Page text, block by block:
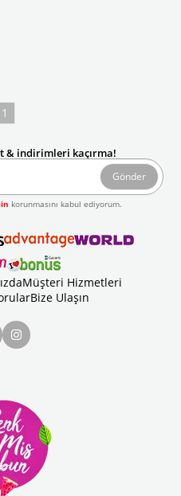
1
& indirimleri kaçırma!
Gönder
korunmasını kabul ediyorum.
Müşteri Hizmetleri
Bize Ulaşın